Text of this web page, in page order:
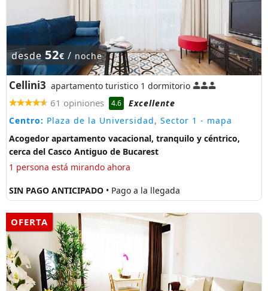
desde 52€ / noche
Cellini3 apartamento turistico 1 dormitorio
61 opiniones 4.6
Excellente
Centro: Plaza de la Universidad, Sector 1 - mapa
Acogedor apartamento vacacional, tranquilo y céntrico,
cerca del Casco Antiguo de Bucarest
1 persona está mirando ahora
SIN PAGO ANTICIPADO • Pago a la llegada
OFERTA